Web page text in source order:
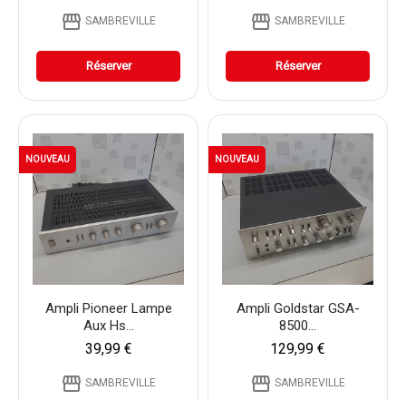
storefront SAMBREVILLE
Réserver
storefront SAMBREVILLE
Réserver
Ampli Pioneer Lampe
Aux Hs...
39,99 €
storefront SAMBREVILLE
NOUVEAU
Ampli Goldstar GSA-
8500...
129,99 €
storefront SAMBREVILLE
NOUVEAU